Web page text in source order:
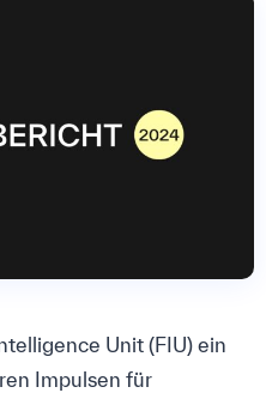
Unit (FIU) ein
Impulsen für